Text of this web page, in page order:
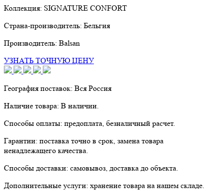
Коллекция: SIGNATURE CONFORT
Страна-производитель: Бельгия
Производитель: Balsan
УЗНАТЬ ТОЧНУЮ ЦЕНУ
География поставок: Вся Россия
Наличие товара: В наличии.
Способы оплаты: предоплата, безналичный расчет.
Гарантии: поставка точно в срок, замена товара
ненадлежащего качества.
Способы доставки: самовывоз, доставка до объекта.
Дополнительные услуги: хранение товара на нашем складе.